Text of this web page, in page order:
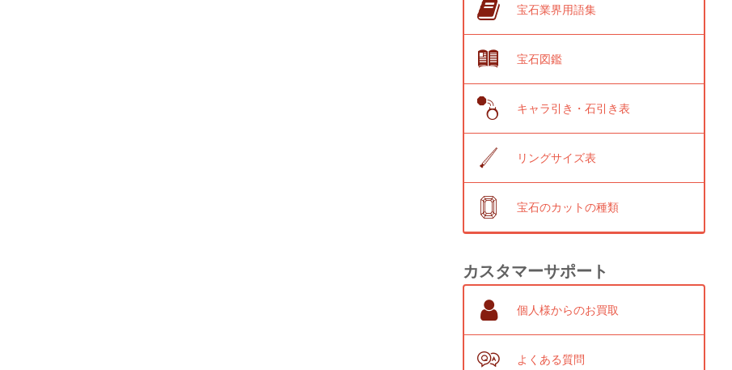
宝石業界用語集
宝石図鑑
キャラ引き・石引き表
リングサイズ表
宝石のカットの種類
カスタマーサポート
個人様からのお買取
よくある質問